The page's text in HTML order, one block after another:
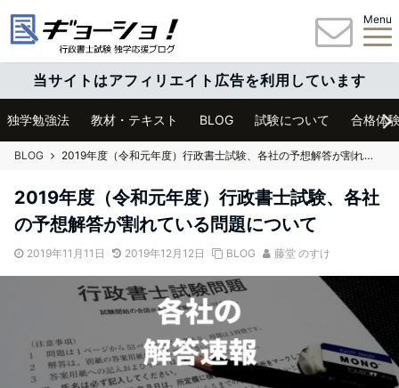
Menu
当サイトはアフィリエイト広告を利用しています
独学勉強法 教材・テキスト BLOG 試験について 合格体
BLOG 2019年度（令和元年度）行政書士試験、各社の予想解答が割れている問題について
2019年度（令和元年度）行政書士試験、各社
の予想解答が割れている問題について
2019年11月11日 2019年12月12日 BLOG 藤堂 のすけ